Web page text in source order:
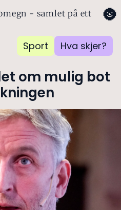
- samlet på ett
Sport Hva skjer?
🌚
om mulig bot